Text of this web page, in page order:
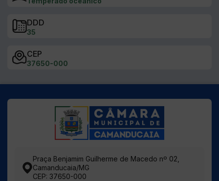
Praça Benjamim Guilherme de Macedo nº 02,
Camanducaia/MG
CEP: 37650-000